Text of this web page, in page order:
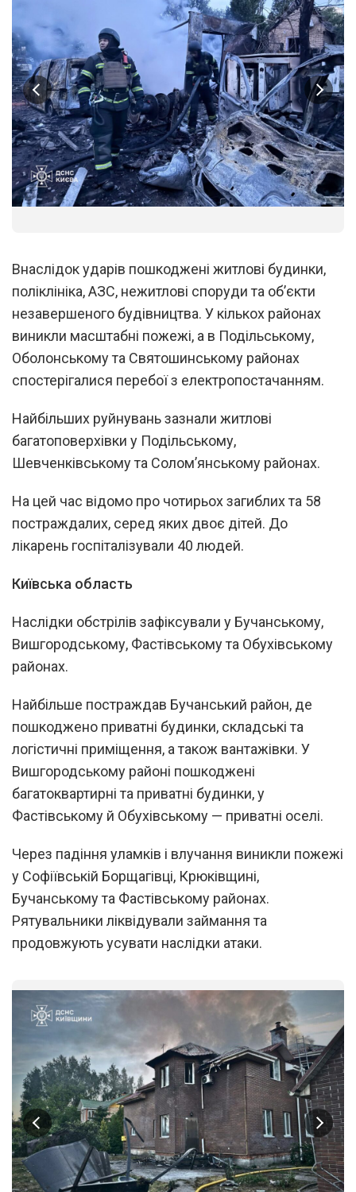
Внаслідок ударів пошкоджені житлові будинки,
поліклініка, АЗС, нежитлові споруди та об’єкти
незавершеного будівництва. У кількох районах
виникли масштабні пожежі, а в Подільському,
Оболонському та Святошинському районах
спостерігалися перебої з електропостачанням.
Найбільших руйнувань зазнали житлові
багатоповерхівки у Подільському,
Шевченківському та Солом’янському районах.
На цей час відомо про чотирьох загиблих та 58
постраждалих, серед яких двоє дітей. До
лікарень госпіталізували 40 людей.
Київська область
Наслідки обстрілів зафіксували у Бучанському,
Вишгородському, Фастівському та Обухівському
районах.
Найбільше постраждав Бучанський район, де
пошкоджено приватні будинки, складські та
логістичні приміщення, а також вантажівки. У
Вишгородському районі пошкоджені
багатоквартирні та приватні будинки, у
Фастівському й Обухівському — приватні оселі.
Через падіння уламків і влучання виникли пожежі
у Софіївській Борщагівці, Крюківщині,
Бучанському та Фастівському районах.
Рятувальники ліквідували займання та
продовжують усувати наслідки атаки.